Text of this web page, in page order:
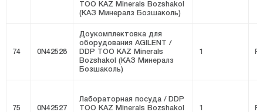
ТОО KAZ Minerals Bozshakol
(КАЗ Минералз Бозшаколь)
74 0N42528
Доукомплектовка для
оборудования AGILENT /
DDP ТОО KAZ Minerals
Bozshakol (КАЗ Минералз
Бозшаколь)
1
75 0N42527
Лабораторная посуда / DDP
ТОО KAZ Minerals Bozshakol
1